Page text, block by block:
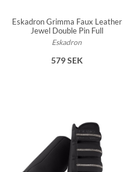
Eskadron Grimma Faux Leather
Jewel Double Pin Full
Eskadron
579 SEK